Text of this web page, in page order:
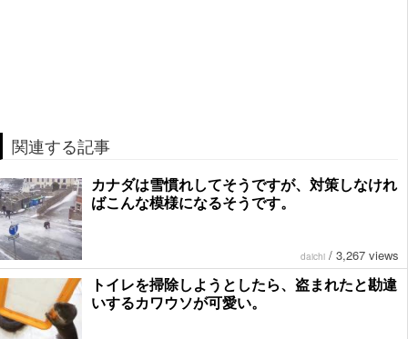
関連する記事
カナダは雪慣れしてそうですが、対策しなけれ
ばこんな模様になるそうです。
daichi / 3,267 views
トイレを掃除しようとしたら、盗まれたと勘違
いするカワウソが可愛い。